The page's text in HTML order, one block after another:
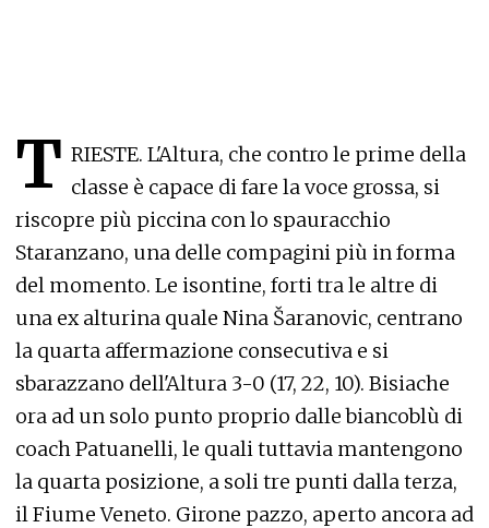
T RIESTE. L'Altura, che contro le prime della
classe è capace di fare la voce grossa, si
riscopre più piccina con lo spauracchio
Staranzano, una delle compagini più in forma
del momento. Le isontine, forti tra le altre di
una ex alturina quale Nina Šaranovic, centrano
la quarta affermazione consecutiva e si
sbarazzano dell'Altura 3-0 (17, 22, 10). Bisiache
ora ad un solo punto proprio dalle biancoblù di
coach Patuanelli, le quali tuttavia mantengono
la quarta posizione, a soli tre punti dalla terza,
il Fiume Veneto. Girone pazzo, aperto ancora ad